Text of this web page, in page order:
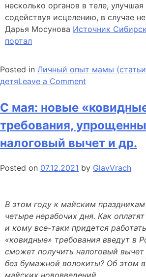
несколько органов в теле,
содействуя исцелению, в случае
Дарья Мосунова Источник
портал
Posted in Личный опыт мамы
детяLeave a Comment
моторики
С мая: новые
требования,
налоговый вычет и др.
Posted on 07.12.2021 by GlavVrach
В этом году к майским праздникам
четыре нерабочих дня. Как
и кому все-таки придется
«ковидные» требования введут в
сможет получить налоговый
без бумажной волокиты? Об этом